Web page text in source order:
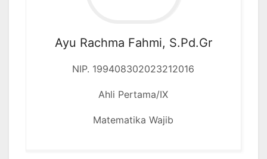
Ayu Rachma Fahmi, S.Pd.Gr
NIP. 199408302023212016
Ahli Pertama/IX
Matematika Wajib